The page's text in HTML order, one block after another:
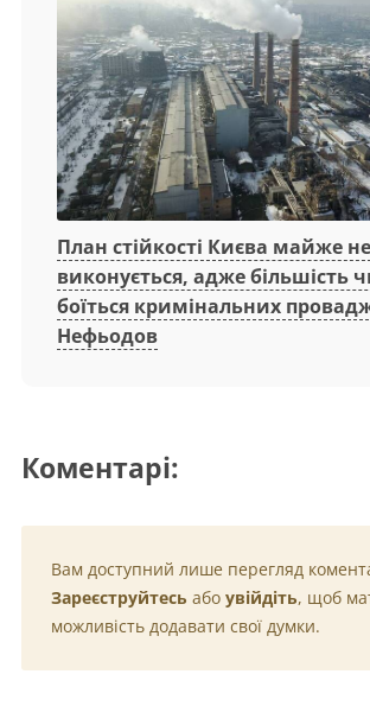
План стійкості Києва майже не
виконується, адже більшість
боїться кримінальних
Нефьодов
Коментарі:
Вам доступний лише перегляд
Зареєструйтесь або увійдіть, щоб
можливість додавати свої думки.